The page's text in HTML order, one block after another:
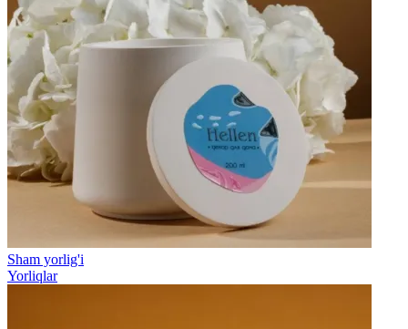
Sham yorlig'i
Yorliqlar